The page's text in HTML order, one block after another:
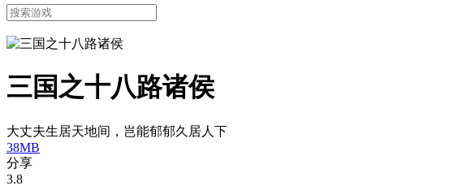
三国之十八路诸侯
大丈夫生居天地间，岂能郁郁久居人下
38MB
分享
3.8